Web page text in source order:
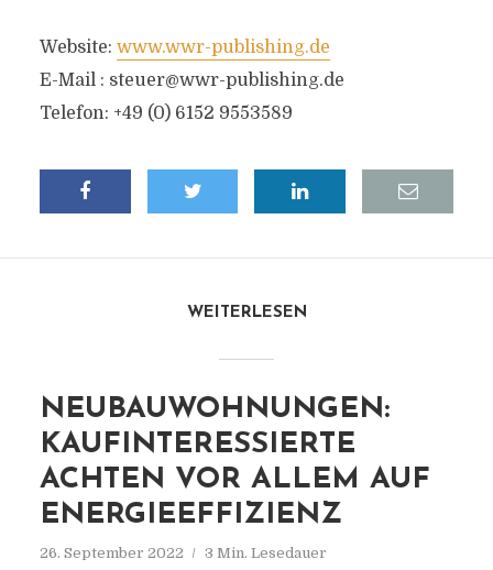
Website: www.wwr-publishing.de
E-Mail : steuer@wwr-publishing.de
Telefon: +49 (0) 6152 9553589
WEITERLESEN
NEUBAUWOHNUNGEN:
KAUFINTERESSIERTE
ACHTEN VOR ALLEM AUF
ENERGIEEFFIZIENZ
26. September 2022 3 Min. Lesedauer